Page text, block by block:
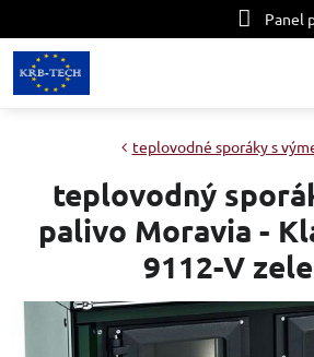
Panel
teplovodné sporáky s
teplovodný
palivo Moravia -
9112-V